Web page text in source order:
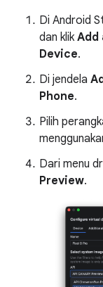
Di Android
dan klik Add
Device.
Di jendela
Phone.
Pilih
Dari menu
Preview.